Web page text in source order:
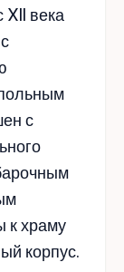
XII века
с
к храму
корпус.